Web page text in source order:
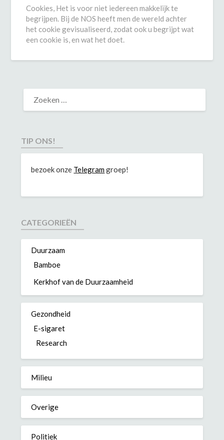
Cookies, Het is voor niet iedereen makkelijk te
begrijpen. Bij de NOS heeft men de wereld achter
het cookie gevisualiseerd, zodat ook u begrijpt wat
een cookie is, en wat het doet.
TIP ONS!
bezoek onze Telegramgroep!
CATEGORIEËN
Duurzaam
Bamboe
Kerkhof van de Duurzaamheid
Gezondheid
E-sigaret
Research
Milieu
Overige
Politiek